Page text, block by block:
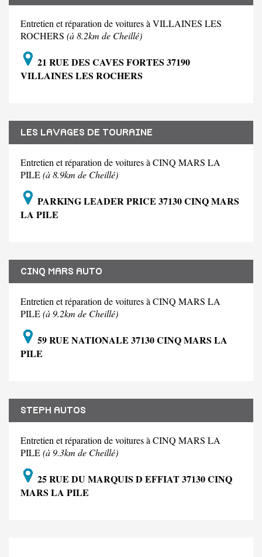
Entretien et réparation de voitures à VILLAINES LES
ROCHERS (à 8.2km de Cheillé)
21 RUE DES CAVES FORTES 37190
VILLAINES LES ROCHERS
LES LAVAGES DE TOURAINE
Entretien et réparation de voitures à CINQ MARS LA
PILE(à 8.9km de Cheillé)
PARKING LEADER PRICE 37130 CINQ MARS
LA PILE
CINQ MARS AUTO
Entretien et réparation de voitures à CINQ MARS LA
PILE(à 9.2km de Cheillé)
59 RUE NATIONALE 37130 CINQ MARS LA
PILE
STEPH AUTOS
Entretien et réparation de voitures à CINQ MARS LA
PILE(à 9.3km de Cheillé)
25 RUE DU MARQUIS D EFFIAT 37130 CINQ
MARS LA PILE